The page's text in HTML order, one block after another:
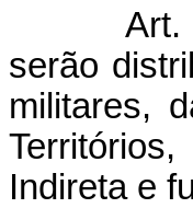
Art.
serão
militares,
Indireta e